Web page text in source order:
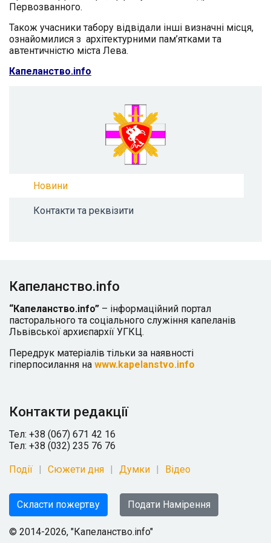
Первозванного.
Також учасники табору відвідали інші визначні місця,
ознайомилися з архітектурними пам’ятками та
автентичністю міста Лева.
Капеланство.info
Новини
Контакти та реквізити
Капеланство.info
“Капеланство.info” – інформаційний портал
пасторального та соціального служіння капеланів
Львівської архиєпархії УГКЦ.
Передрук матеріалів тільки за наявності
гіперпосилання на www.kapelanstvo.info
Контакти редакції
Тел: +38 (067) 671 42 16
Тел: +38 (032) 235 76 76
Події Сюжети дня Думки Відео
Скласти пожертву Подати Намірення
© 2014-2026, "Капеланство.info"